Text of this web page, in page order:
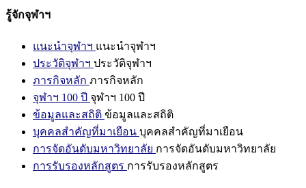
รู้จักจุฬาฯ
แนะนำจุฬาฯ แนะนำจุฬาฯ
ประวัติจุฬาฯ ประวัติจุฬาฯ
ภารกิจหลัก ภารกิจหลัก
จุฬาฯ 100 ปี จุฬาฯ 100 ปี
ข้อมูลและสถิติ ข้อมูลและสถิติ
บุคคลสำคัญที่มาเยือน บุคคลสำคัญที่มาเยือน
การจัดอันดับมหาวิทยาลัย การจัดอันดับมหาวิทยาลัย
การรับรองหลักสูตร การรับรองหลักสูตร